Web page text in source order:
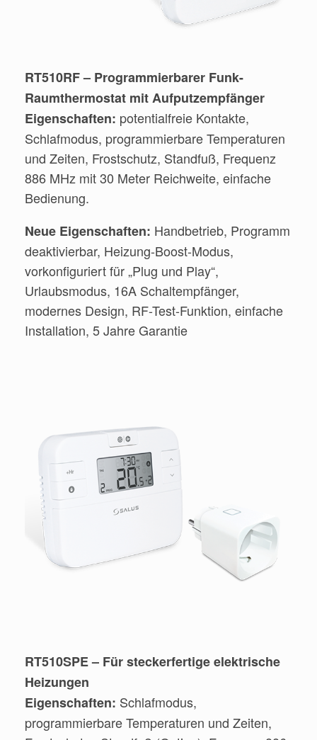
RT510RF – Programmierbarer Funk-
Raumthermostat mit Aufputzempfänger
Eigenschaften: potentialfreie Kontakte,
Schlafmodus, programmierbare Temperaturen
und Zeiten, Frostschutz, Standfuß, Frequenz
886 MHz mit 30 Meter Reichweite, einfache
Bedienung.
Neue Eigenschaften: Handbetrieb, Programm
deaktivierbar, Heizung-Boost-Modus,
vorkonfiguriert für „Plug und Play“,
Urlaubsmodus, 16A Schaltempfänger,
modernes Design, RF-Test-Funktion, einfache
Installation, 5 Jahre Garantie
RT510SPE – Für steckerfertige elektrische
Heizungen
Eigenschaften: Schlafmodus,
programmierbare Temperaturen und Zeiten,